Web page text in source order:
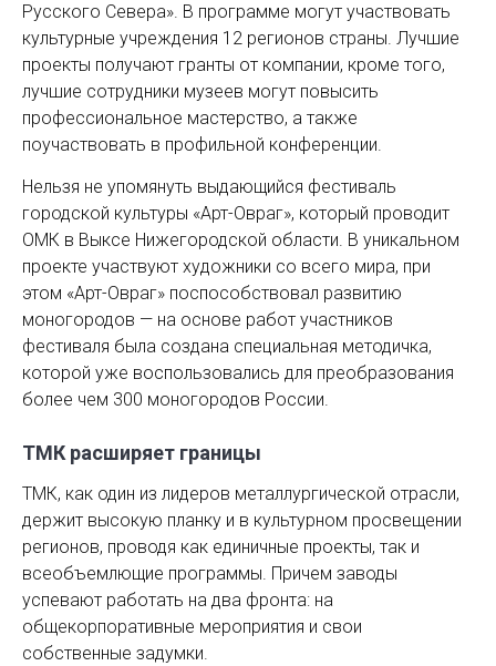
Русского Севера». В программе могут участвовать
культурные учреждения 12 регионов страны. Лучшие
проекты получают гранты от компании, кроме того,
лучшие сотрудники музеев могут повысить
профессиональное мастерство, а также
поучаствовать в профильной конференции.
Нельзя не упомянуть выдающийся фестиваль
городской культуры «Арт-Овраг», который проводит
ОМК в Выксе Нижегородской области. В уникальном
проекте участвуют художники со всего мира, при
этом «Арт-Овраг» поспособствовал развитию
моногородов — на основе работ участников
фестиваля была создана специальная методичка,
которой уже воспользовались для преобразования
более чем 300 моногородов России.
ТМК расширяет границы
ТМК, как один из лидеров металлургической отрасли,
держит высокую планку и в культурном просвещении
регионов, проводя как единичные проекты, так и
всеобъемлющие программы. Причем заводы
успевают работать на два фронта: на
общекорпоративные мероприятия и свои
собственные задумки.